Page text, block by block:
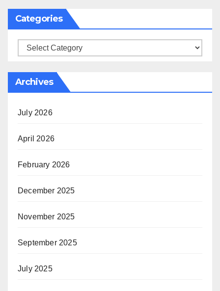
Categories
Categories
Archives
July 2026
April 2026
February 2026
December 2025
November 2025
September 2025
July 2025